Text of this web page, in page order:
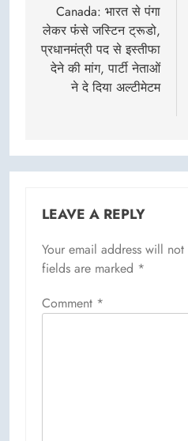
navigation
Canada: भारत से पंगा
लेकर फंंसे जस्टिन ट्रूडो,
प्रधानमंत्री पद से इस्तीफा
देने की मांग, पार्टी नेताओं
ने दे दिया अल्टीमेटम
LEAVE A REPLY
Your email address will
fields are marked *
Comment *